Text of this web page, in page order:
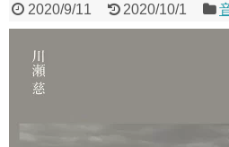
2020/9/11 2020/10/1